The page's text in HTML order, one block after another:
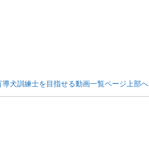
導犬訓練士を目指せる動画一覧ページ上部へ